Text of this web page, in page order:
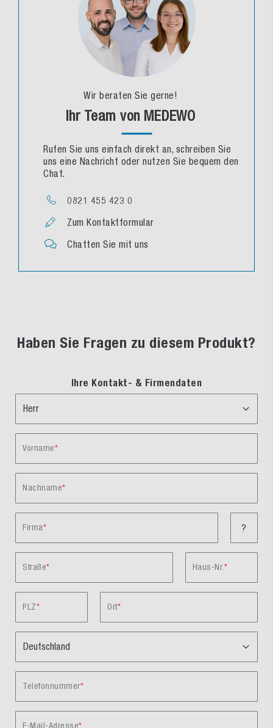
Wir beraten Sie gerne!
Ihr Team von MEDEWO
Rufen Sie uns einfach direkt an, schreiben Sie
uns eine Nachricht oder nutzen Sie bequem den
Chat.
0821 455 423 0
Zum Kontaktformular
Chatten Sie mit uns
Haben Sie Fragen zu diesem Produkt?
Ihre Kontakt- & Firmendaten
Vorname
Nachname
Firma ?
Straße Haus-Nr.
PLZ Ort
Telefonnummer
E-Mail-Adresse